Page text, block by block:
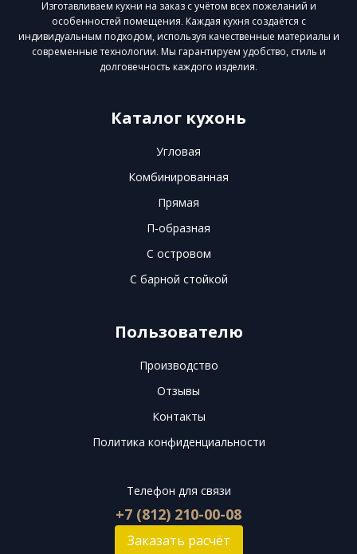
Изготавливаем кухни на заказ с учётом всех пожеланий и
особенностей помещения. Каждая кухня создаётся с
индивидуальным подходом, используя качественные материалы и
современные технологии. Мы гарантируем удобство, стиль и
долговечность каждого изделия.
Каталог кухонь
Угловая
Комбинированная
Прямая
П-образная
С островом
С барной стойкой
Пользователю
Производство
Отзывы
Контакты
Политика конфиденциальности
Телефон для связи
+7 (812) 210-00-08
Заказать расчёт